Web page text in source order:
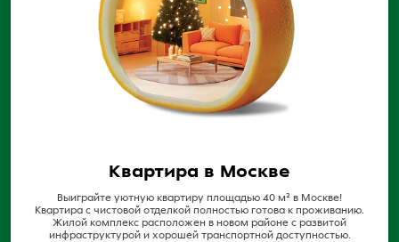
Квартира в Москве
Выиграйте уютную квартиру площадью 40 м² в Москве!
Квартира с чистовой отделкой полностью готова к проживанию.
Жилой комплекс расположен в новом районе с развитой
инфраструктурой и хорошей транспортной доступностью.